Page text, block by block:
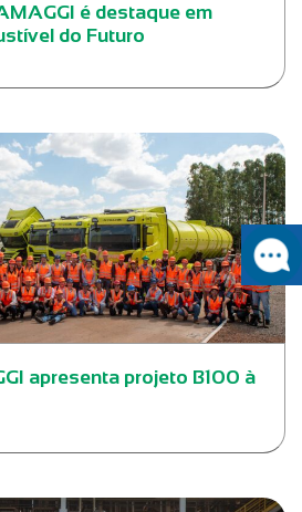
é destaque em
do Futuro
apresenta projeto B100 à